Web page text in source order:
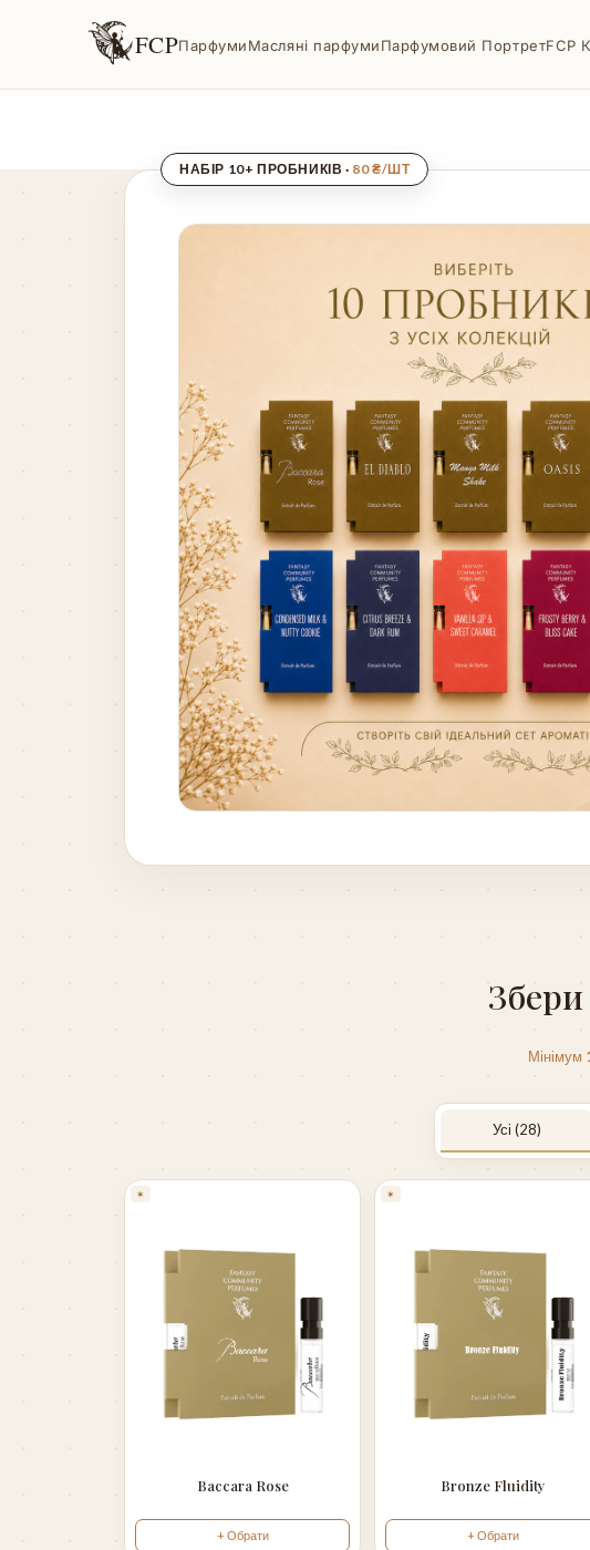
FCPПарфумиМасляні парфумиПарфумовий ПортретFCP
НАБІР 10+ ПРОБНИКІВ · 80 ₴/ШТ
Мінімум
Усі (28)
✶
Baccara Rose
+ Обрати
✶
Bronze Fluidity
+ Обрати